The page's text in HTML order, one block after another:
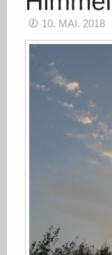
10. MAI. 2018